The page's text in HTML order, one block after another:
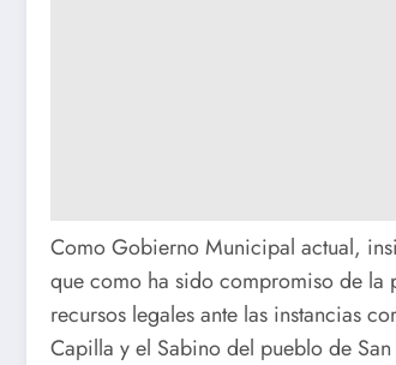
Como Gobierno Municipal actual,
que como ha sido compromiso de la
recursos legales ante las instancias
Capilla y el Sabino del pueblo de